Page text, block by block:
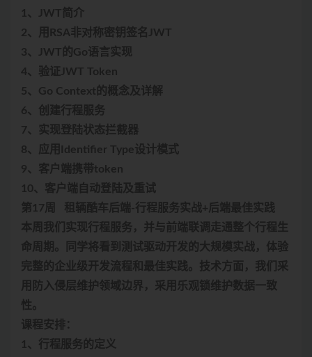
1、JWT简介
2、用RSA非对称密钥签名JWT
3、JWT的Go语言实现
4、验证JWT Token
5、Go Context的概念及详解
6、创建行程服务
7、实现登陆状态拦截器
8、应用Identifier Type设计模式
9、客户端携带token
10、客户端自动登陆及重试
第17周 租辆酷车后端-行程服务实战+后端最佳实践
本周我们实现行程服务，并与前端联调走通整个行程生
命周期。同学将看到测试驱动开发的大规模实战，体验
完整的企业级开发流程和最佳实践。技术方面，我们采
用防入侵层维护领域边界，采用乐观锁维护数据一致
性。
课程安排：
1、行程服务的定义